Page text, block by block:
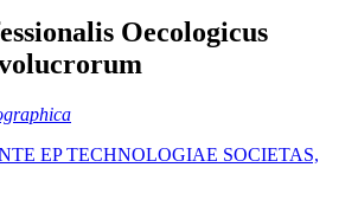
Oecologicus
EP TECHNOLOGIAE SOCIETAS,